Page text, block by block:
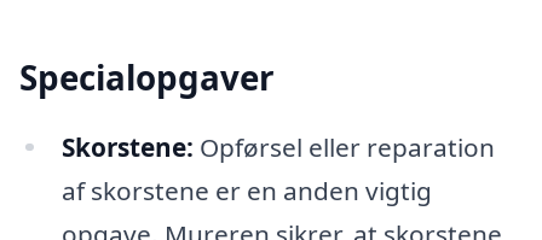
Specialopgaver
Skorstene: Opførsel eller reparation
af skorstene er en anden vigtig